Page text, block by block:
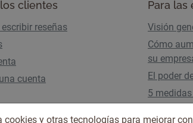
clientes
reseñas
cuenta
Para las
Visión
Cómo
su
El poder
5
tráfico por
cookies y otras tecnologías para mejorar